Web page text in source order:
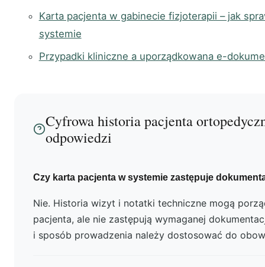
Karta pacjenta w gabinecie fizjoterapii – jak
systemie
Przypadki kliniczne a uporządkowana e-
Cyfrowa historia pacjenta
odpowiedzi
Czy karta pacjenta w systemie zastępuje
Nie. Historia wizyt i notatki techniczne mogą
pacjenta, ale nie zastępują wymaganej
i sposób prowadzenia należy dostosować do